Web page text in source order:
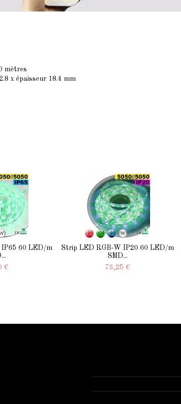
mètres
x épaisseur 18.4 mm
60 LED/m
€
Strip LED RGB-W IP20 60 LED/m
SMD...
73,25 €